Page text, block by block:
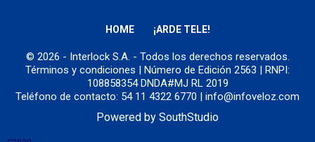
HOME ¡ARDE TELE!
© 2026 - Interlock S.A. - Todos los derechos reservados.
Términos y condiciones | Número de Edición 2563 | RNPI:
108858354 DNDA#MJ RL 2019
Teléfono de contacto: 54 11 4322 6770 | info@infoveloz.com
Powered by SouthStudio